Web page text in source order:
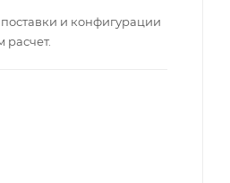
и конфигурации
расчет.